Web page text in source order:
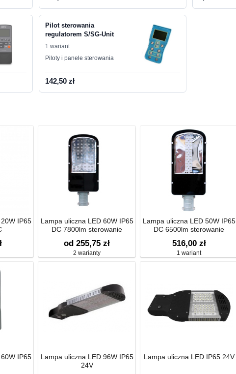
Pilot sterowania
regulatorem S/SG-Unit
1 wariant
Piloty i panele sterowania
142,50 zł
IP65
Lampa uliczna LED 60W IP65
DC 7800lm sterowanie
od 255,75 zł
2 warianty
Lampa uliczna LED 50W IP65
DC 6500lm sterowanie
516,00 zł
1 wariant
IP65
Lampa uliczna LED 96W IP65
24V
Lampa uliczna LED IP65 24V